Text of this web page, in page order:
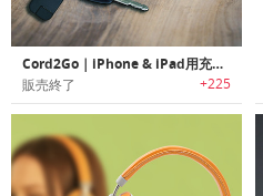
Cord2Go｜iPhone & iPad用充電+同期Lightning キーホルダー
販売終了 +225